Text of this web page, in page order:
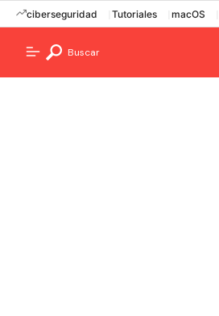
ciberseguridad Tutoriales macOS
Buscar